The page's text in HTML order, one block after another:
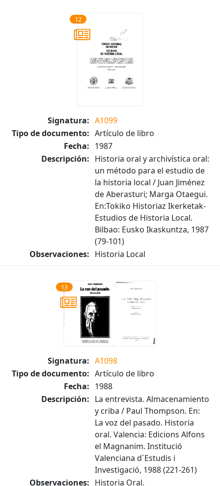
12
Signatura: A1099
Tipo de documento: Artículo de libro
Fecha: 1987
Descripción: Historia oral y archivística oral:
un método para el estudio de
la historia local / Juan Jiménez
de Aberasturi; Marga Otaegui.
En:Tokiko Historiaz Ikerketak-
Estudios de Historia Local.
Bilbao: Eusko Ikaskuntza, 1987
(79-101)
Observaciones: Historia Local
13
Signatura: A1098
Tipo de documento: Artículo de libro
Fecha: 1988
Descripción: La entrevista. Almacenamiento
y criba / Paul Thompson. En:
La voz del pasado. Historia
oral. Valencia: Edicions Alfons
el Magnanim. Institució
Valenciana d´Estudis i
Investigació, 1988 (221-261)
Observaciones: Historia Oral.